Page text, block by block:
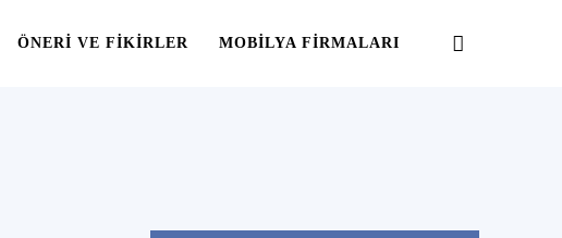
ÖNERI VE FIKIRLER MOBILYA FIRMALARI